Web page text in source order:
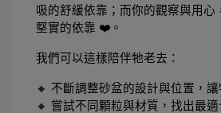
吸的舒緩依靠；而你的觀察與用心
堅實的依靠 ❤️。
我們可以這樣陪伴牠老去：
🔸 不斷調整砂盆的設計與位置，
🔸 嘗試不同顆粒與材質，找出最